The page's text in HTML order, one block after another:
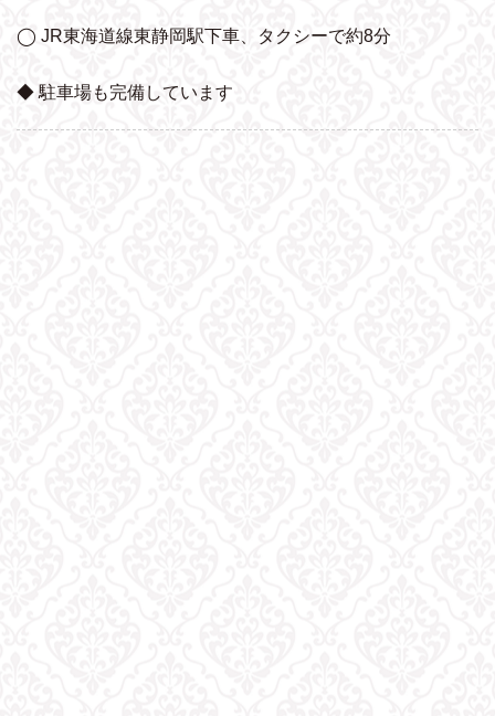
◯ JR東海道線東静岡駅下車、タクシーで約8分
◆ 駐車場も完備しています